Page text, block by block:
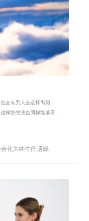
会有男人会选择离婚，
样的做法也同样能够看
化为终生的遗憾